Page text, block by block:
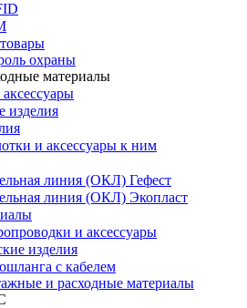
охраны
материалы
изделия
и аксессуары к ним
линия (ОКЛ) Гефест
линия (ОКЛ) Экопласт
и аксессуары
изделия
с кабелем
и расходные материалы